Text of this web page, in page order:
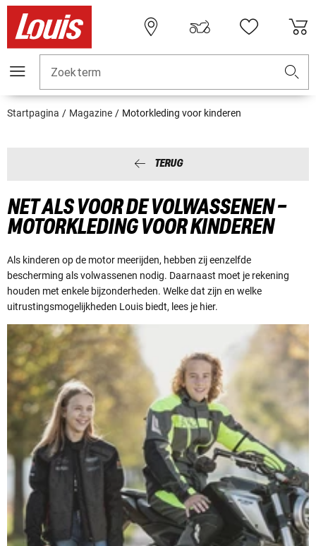
Zoekterm
Startpagina Magazine Motorkleding voor kinderen
TERUG
NET ALS VOOR DE VOLWASSENEN –
MOTORKLEDING VOOR KINDEREN
Als kinderen op de motor meerijden, hebben zij eenzelfde
bescherming als volwassenen nodig. Daarnaast moet je rekening
houden met enkele bijzonderheden. Welke dat zijn en welke
uitrustingsmogelijkheden Louis biedt, lees je hier.